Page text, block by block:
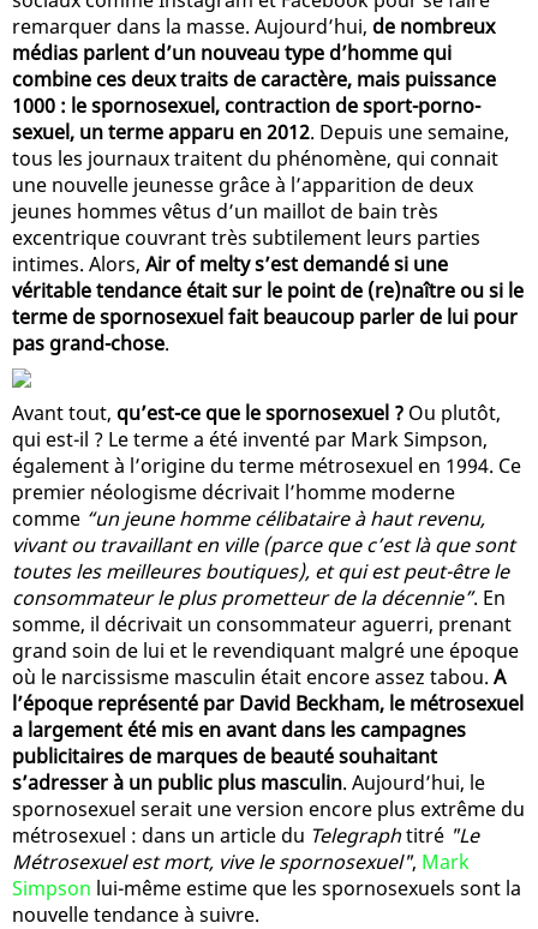
remarquer dans la masse. Aujourd’hui, de nombreux
médias parlent d’un nouveau type d’homme qui
combine ces deux traits de caractère, mais puissance
1000 : le spornosexuel, contraction de sport-porno-
sexuel, un terme apparu en 2012. Depuis une semaine,
tous les journaux traitent du phénomène, qui connait
une nouvelle jeunesse grâce à l’apparition de deux
jeunes hommes vêtus d’un maillot de bain très
excentrique couvrant très subtilement leurs parties
intimes. Alors, Air of melty s’est demandé si une
véritable tendance était sur le point de (re)naître ou si le
terme de spornosexuel fait beaucoup parler de lui pour
pas grand-chose.
Avant tout, qu’est-ce que le spornosexuel ? Ou plutôt,
qui est-il ? Le terme a été inventé par Mark Simpson,
également à l’origine du terme métrosexuel en 1994. Ce
premier néologisme décrivait l’homme moderne
comme “un jeune homme célibataire à haut revenu,
vivant ou travaillant en ville (parce que c’est là que sont
toutes les meilleures boutiques), et qui est peut-être le
consommateur le plus prometteur de la décennie”. En
somme, il décrivait un consommateur aguerri, prenant
grand soin de lui et le revendiquant malgré une époque
où le narcissisme masculin était encore assez tabou. A
l’époque représenté par David Beckham, le métrosexuel
a largement été mis en avant dans les campagnes
publicitaires de marques de beauté souhaitant
s’adresser à un public plus masculin. Aujourd’hui, le
spornosexuel serait une version encore plus extrême du
métrosexuel : dans un article du Telegraphtitré "Le
Métrosexuel est mort, vive le spornosexuel", Mark
Simpson lui-même estime que les spornosexuels sont la
nouvelle tendance à suivre.